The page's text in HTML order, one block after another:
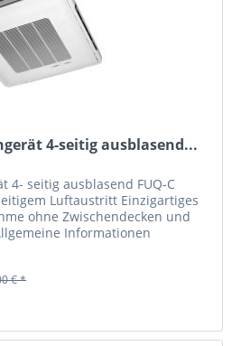
4-seitig ausblasend...
4- seitig ausblasend FUQ-C
Luftaustritt Einzigartiges
ohne Zwischendecken und
Informationen
€ *